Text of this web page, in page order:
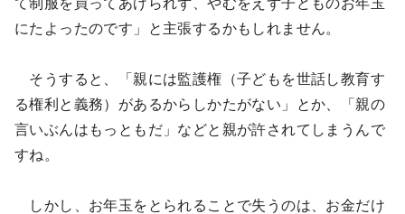
にたよったのです」と主張するかもしれません。
そうすると、「親には監護権（子どもを世話し教育す
る権利と義務）があるからしかたがない」とか、「親の
言いぶんはもっともだ」などと親が許されてしまうんで
すね。
しかし、お年玉をとられることで失うのは、お金だけ